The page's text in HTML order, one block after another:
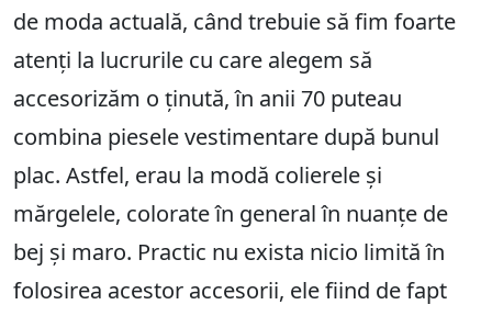
de moda actuală, când trebuie să fim foarte
atenți la lucrurile cu care alegem să
accesorizăm o ținută, în anii 70 puteau
combina piesele vestimentare după bunul
plac. Astfel, erau la modă colierele și
mărgelele, colorate în general în nuanțe de
bej și maro. Practic nu exista nicio limită în
folosirea acestor accesorii, ele fiind de fapt